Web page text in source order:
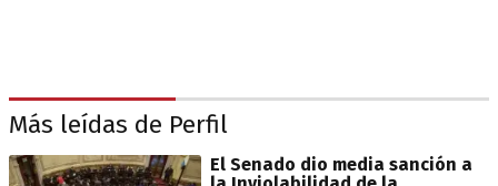
Más leídas de Perfil
El Senado dio media sanción a